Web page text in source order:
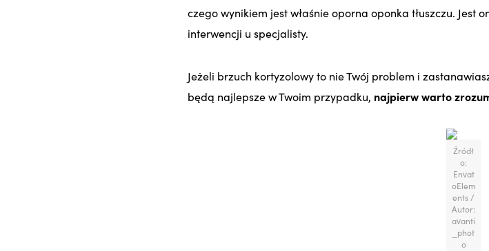
czego wynikiem jest właśnie oporna oponka tłuszczu.
interwencji u specjalisty.
Jeżeli brzuch kortyzolowy to nie Twój problem i
będą najlepsze w Twoim przypadku, najpierw warto
Źródł
o:
Envat
oElem
ents /
Autor:
avanti
_phot
o